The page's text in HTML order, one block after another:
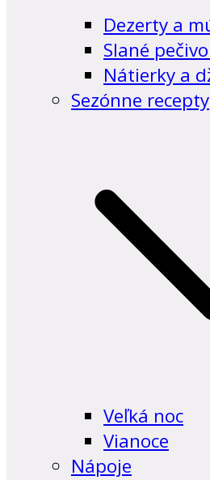
Dezerty a
Slané
Nátierky a
Sezónne recepty
Veľká noc
Vianoce
Nápoje